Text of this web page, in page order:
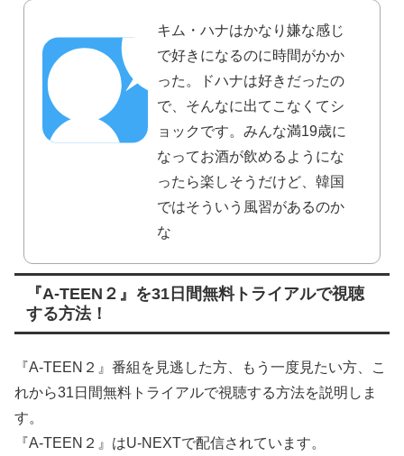
キム・ハナはかなり嫌な感じ
で好きになるのに時間がかか
った。ドハナは好きだったの
で、そんなに出てこなくてシ
ョックです。みんな満19歳に
なってお酒が飲めるようにな
ったら楽しそうだけど、韓国
ではそういう風習があるのか
な
『A-TEEN２』を31日間無料トライアルで視聴
する方法！
『A-TEEN２』番組を見逃した方、もう一度見たい方、こ
れから31日間無料トライアルで視聴する方法を説明しま
す。
『A-TEEN２』はU-NEXTで配信されています。